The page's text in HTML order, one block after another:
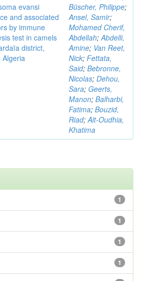
evansi
and associated
by immune
test in camels
district,
Algeria
Büscher, Philippe;
Ansel, Samir;
Mohamed Cherif,
Abdellah;Abdelli,
Amine; Van Reet,
Nick; Fettata,
Said; Bebronne,
Nicolas; Dehou,
Sara; Geerts,
Manon; Balharbi,
Fatima; Bouzid,
Riad;Ait-Oudhia,
Khatima
1
1
1
1